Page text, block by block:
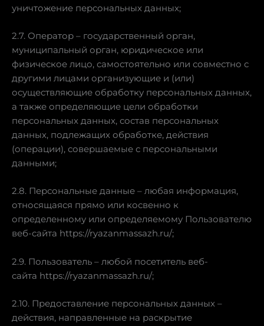
уничтожение персональных данных;
2.7. Оператор – государственный орган,
муниципальный орган, юридическое или
физическое лицо, самостоятельно или совместно с
другими лицами организующие и (или)
осуществляющие обработку персональных данных,
а также определяющие цели обработки
персональных данных, состав персональных
данных, подлежащих обработке, действия
(операции), совершаемые с персональными
данными;
2.8. Персональные данные – любая информация,
относящаяся прямо или косвенно к
определенному или определяемому Пользователю
веб-сайта https://ryazanmassazh.ru/;
2.9. Пользователь – любой посетитель веб-
сайта https://ryazanmassazh.ru/;
2.10. Предоставление персональных данных –
действия, направленные на раскрытие